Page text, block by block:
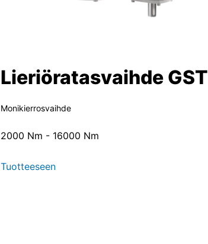
Lieriöratasvaihde GST
Monikierrosvaihde
2000 Nm - 16000 Nm
Tuotteeseen